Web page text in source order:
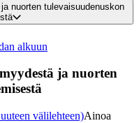
nuorten tulevaisuudenuskon
alkuun
ja nuorten
välilehteen)Ainoa